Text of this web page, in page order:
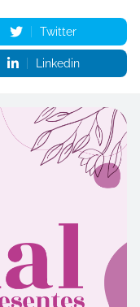
Twitter
Linkedin